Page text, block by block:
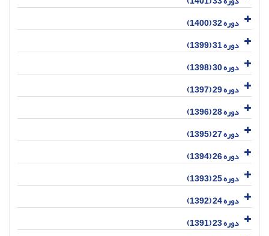
دوره 32 (1400)
دوره 31 (1399)
دوره 30 (1398)
دوره 29 (1397)
دوره 28 (1396)
دوره 27 (1395)
دوره 26 (1394)
دوره 25 (1393)
دوره 24 (1392)
دوره 23 (1391)